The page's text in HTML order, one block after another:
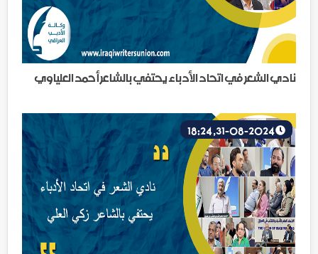
نادي الشعر في اتحاد الأدباء يحتفي بالشاعر أحمد العلياوي